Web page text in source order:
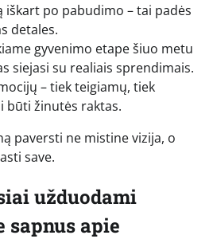
iškart po pabudimo – tai padės
detales.
gyvenimo etape šiuo metu
siejasi su realiais sprendimais.
– tiek teigiamų, tiek
būti žinutės raktas.
paversti ne mistine vizija, o
save.
užduodami
apie